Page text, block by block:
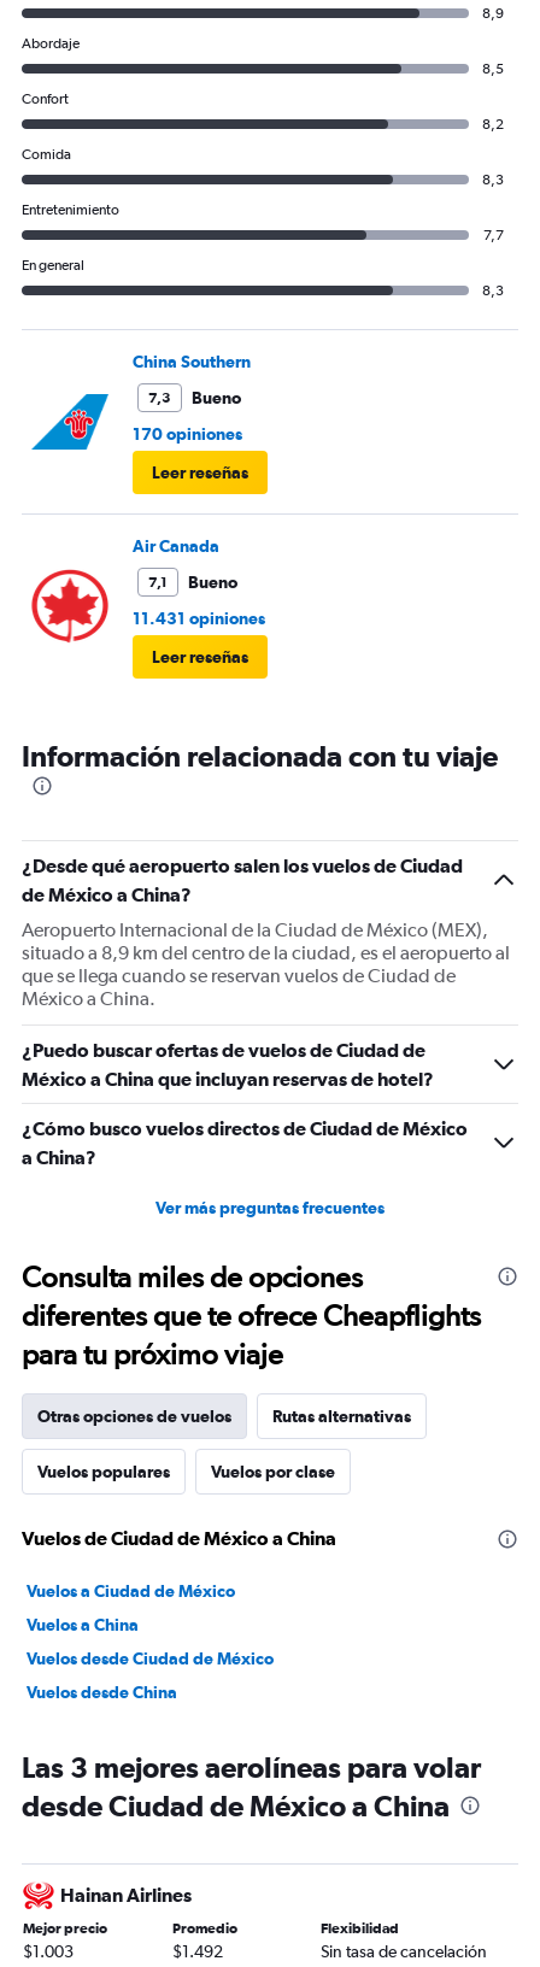
8,9
Abordaje
8,5
Confort
8,2
Comida
8,3
Entretenimiento
7,7
En general
8,3
China Southern
7,3
Bueno
170 opiniones
Leer reseñas
Air Canada
7,1
Bueno
11.431 opiniones
Leer reseñas
Información relacionada con tu viaje
¿Desde qué aeropuerto salen los vuelos de Ciudad
de México a China?
Aeropuerto Internacional de la Ciudad de México (MEX),
situado a 8,9 km del centro de la ciudad, es el aeropuerto al
que se llega cuando se reservan vuelos de Ciudad de
México a China.
¿Puedo buscar ofertas de vuelos de Ciudad de
México a China que incluyan reservas de hotel?
¿Cómo busco vuelos directos de Ciudad de México
a China?
Ver más preguntas frecuentes
Consulta miles de opciones
diferentes que te ofrece Cheapflights
para tu próximo viaje
Otras opciones de vuelos Rutas alternativas
Vuelos populares Vuelos por clase
Vuelos de Ciudad de México a China
Vuelos a Ciudad de México
Vuelos a China
Vuelos desde Ciudad de México
Vuelos desde China
Las 3 mejores aerolíneas para volar
desde Ciudad de México a China
Hainan Airlines
Mejor precio
$1.003
Promedio
$1.492
Flexibilidad
Sin tasa de cancelación